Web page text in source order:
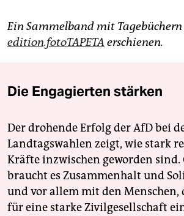
Ein Sammelband mit
edition.fotoTAPETA erschienen.
Die Engagierten stärken
Der drohende Erfolg der AfD bei
Landtagswahlen zeigt, wie stark
Kräfte inzwischen geworden sind.
braucht es Zusammenhalt und
und vor allem mit den Menschen,
für eine starke Zivilgesellschaft